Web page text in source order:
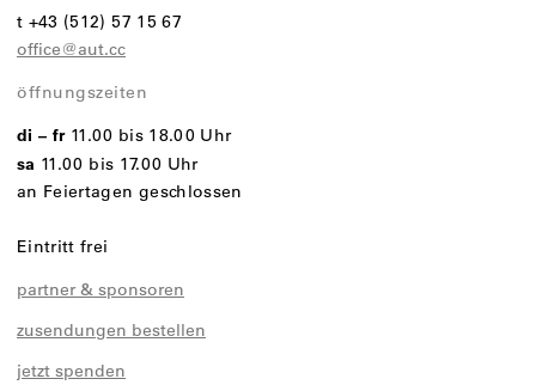
t +43 (512) 57 15 67
office@aut.cc
öffnungszeiten
di – fr 11.00 bis 18.00 Uhr
sa 11.00 bis 17.00 Uhr
an Feiertagen geschlossen
Eintritt frei
partner & sponsoren
zusendungen bestellen
jetzt spenden